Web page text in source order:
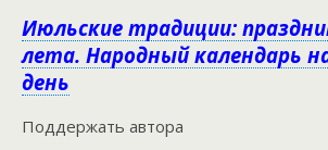
Июльские традиции:
лета. Народный календарь
день
Поддержать автора